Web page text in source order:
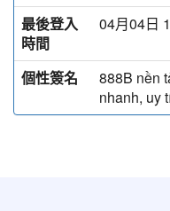
最後登入
時間
04月04日
個性簽名
888B nền
nhanh, uy